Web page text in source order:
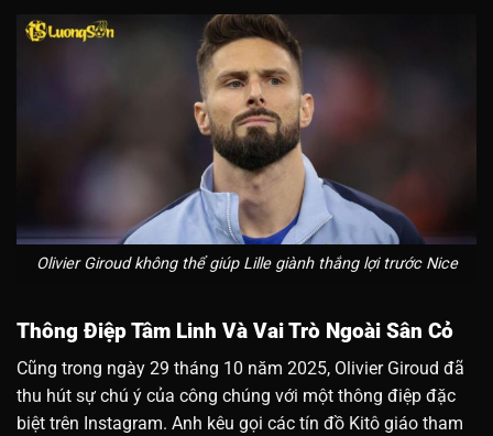
Olivier Giroud không thể giúp Lille giành thắng lợi trước Nice
Thông Điệp Tâm Linh Và Vai Trò Ngoài Sân Cỏ
Cũng trong ngày 29 tháng 10 năm 2025, Olivier Giroud đã
thu hút sự chú ý của công chúng với một thông điệp đặc
biệt trên Instagram. Anh kêu gọi các tín đồ Kitô giáo tham